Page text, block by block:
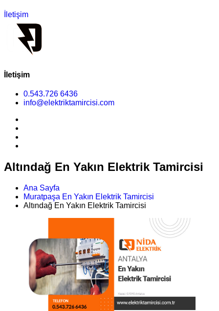
İletişim
İletişim
0.543.726 6436
info@elektriktamircisi.com
Altındağ En Yakın Elektrik Tamircisi
Ana Sayfa
Muratpaşa En Yakın Elektrik Tamircisi
Altındağ En Yakın Elektrik Tamircisi